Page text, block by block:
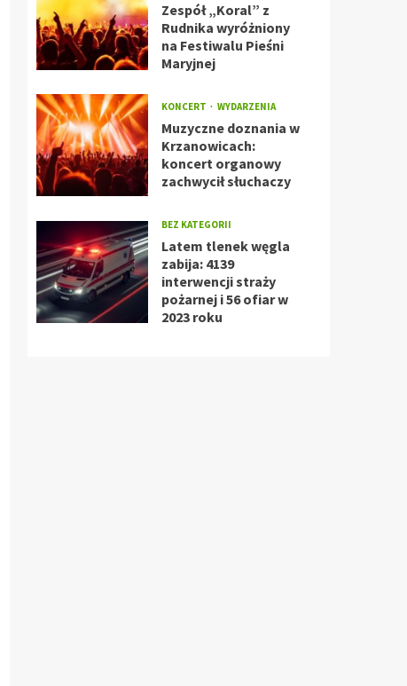
Zespół „Koral” z
Rudnika wyróżniony
na Festiwalu Pieśni
Maryjnej
KONCERT WYDARZENIA
Muzyczne doznania w
Krzanowicach:
koncert organowy
zachwycił słuchaczy
BEZ KATEGORII
Latem tlenek węgla
zabija: 4139
interwencji straży
pożarnej i 56 ofiar w
2023 roku